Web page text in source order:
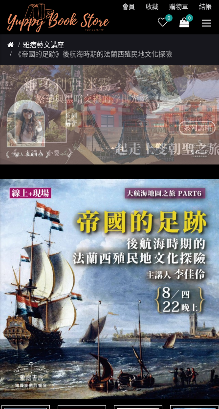
會員 收藏 購物車 結帳
0 0
雅痞藝文講座
《帝國的足跡》後航海時期的法蘭西殖民地文化探險